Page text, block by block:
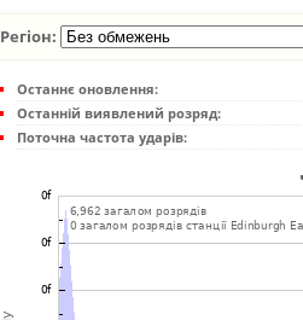
Регіон:
Останнє оновлення:
Останній виявлений розряд:
Поточна частота ударів: